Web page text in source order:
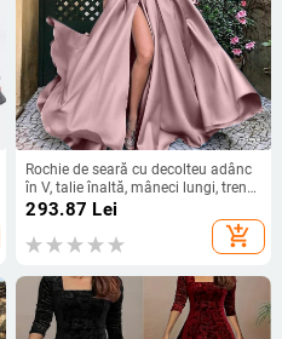
Rochie de seară cu decolteu adânc
în V, talie înaltă, mâneci lungi, tren
mic, fustă lungă
293.87 Lei
add_shopping_cart